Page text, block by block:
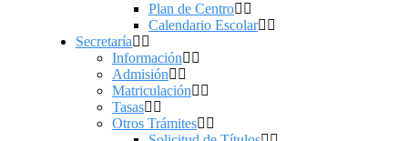
Plan de Centro
Calendario Escolar
Secretaría
Información
Admisión
Matriculación
Tasas
Otros Trámites